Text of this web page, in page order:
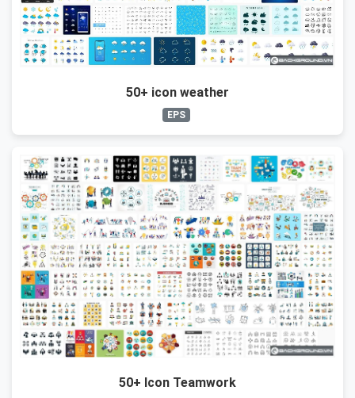
50+ icon weather
EPS
50+ Icon Teamwork